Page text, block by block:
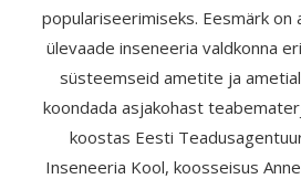
populariseerimiseks. Eesmärk
ülevaade inseneeria valdkonna
süsteemseid ametite ja
koondada asjakohast
koostas Eesti
Inseneeria Kool, koosseisus